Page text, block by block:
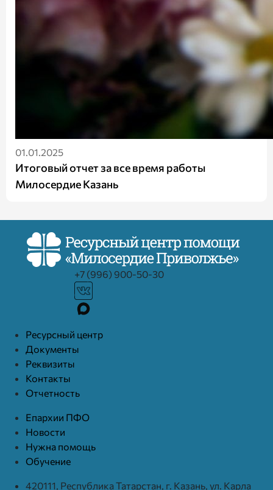
01.01.2025
Итоговый отчет за все время работы
Милосердие Казань
+7 (996) 900-50-30
Ресурcный центр
Документы
Реквизиты
Контакты
Отчетность
Епархии ПФО
Новости
Нужна помощь
Обучение
420111, Республика Татарстан, г. Казань, ул. Карла